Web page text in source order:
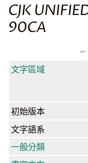
CJK
90CA
←
文字區域
初始版本
文字語系
一般分類